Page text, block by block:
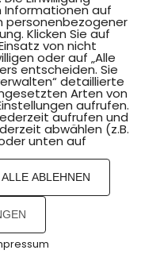
Informationen auf
personenbezogener
Klicken Sie auf
von nicht
oder auf „Alle
entscheiden. Sie
detaillierte
Arten von
aufrufen.
aufrufen und
abwählen (z.B.
unten auf
ALLE ABLEHNEN